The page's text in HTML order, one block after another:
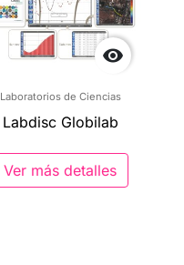

Laboratorios de Ciencias
Labdisc Globilab
Ver más detalles